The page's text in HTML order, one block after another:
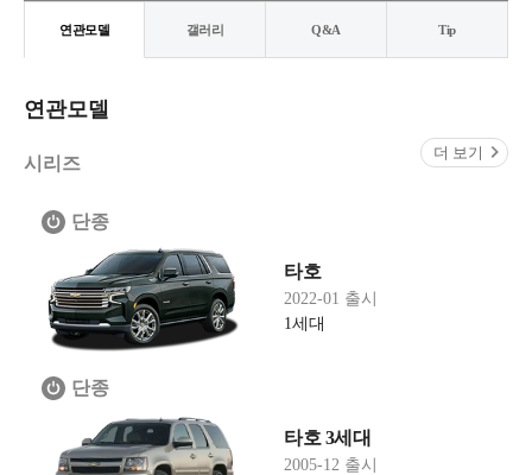
연관모델 갤러리 Q&A Tip
연관모델
시리즈
더 보기
단종
타호
2022-01 출시
1세대
단종
타호 3세대
2005-12 출시